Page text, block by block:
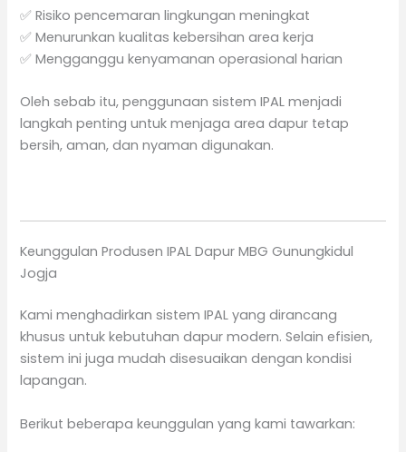
✅ Risiko pencemaran lingkungan meningkat
✅ Menurunkan kualitas kebersihan area kerja
✅ Mengganggu kenyamanan operasional harian
Oleh sebab itu, penggunaan sistem IPAL menjadi
langkah penting untuk menjaga area dapur tetap
bersih, aman, dan nyaman digunakan.
Keunggulan Produsen IPAL Dapur MBG Gunungkidul
Jogja
Kami menghadirkan sistem IPAL yang dirancang
khusus untuk kebutuhan dapur modern. Selain efisien,
sistem ini juga mudah disesuaikan dengan kondisi
lapangan.
Berikut beberapa keunggulan yang kami tawarkan: